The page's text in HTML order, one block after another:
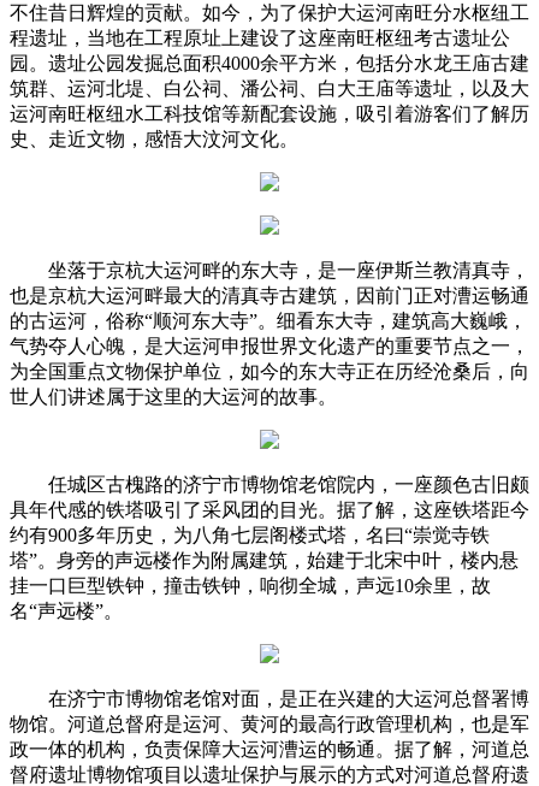
不住昔日辉煌的贡献。如今，为了保护大运河南旺分水枢纽工
程遗址，当地在工程原址上建设了这座南旺枢纽考古遗址公
园。遗址公园发掘总面积4000余平方米，包括分水龙王庙古建
筑群、运河北堤、白公祠、潘公祠、白大王庙等遗址，以及大
运河南旺枢纽水工科技馆等新配套设施，吸引着游客们了解历
史、走近文物，感悟大汶河文化。
坐落于京杭大运河畔的东大寺，是一座伊斯兰教清真寺，
也是京杭大运河畔最大的清真寺古建筑，因前门正对漕运畅通
的古运河，俗称“顺河东大寺”。细看东大寺，建筑高大巍峨，
气势夺人心魄，是大运河申报世界文化遗产的重要节点之一，
为全国重点文物保护单位，如今的东大寺正在历经沧桑后，向
世人们讲述属于这里的大运河的故事。
任城区古槐路的济宁市博物馆老馆院内，一座颜色古旧颇
具年代感的铁塔吸引了采风团的目光。据了解，这座铁塔距今
约有900多年历史，为八角七层阁楼式塔，名曰“崇觉寺铁
塔”。身旁的声远楼作为附属建筑，始建于北宋中叶，楼内悬
挂一口巨型铁钟，撞击铁钟，响彻全城，声远10余里，故
名“声远楼”。
在济宁市博物馆老馆对面，是正在兴建的大运河总督署博
物馆。河道总督府是运河、黄河的最高行政管理机构，也是军
政一体的机构，负责保障大运河漕运的畅通。据了解，河道总
督府遗址博物馆项目以遗址保护与展示的方式对河道总督府遗